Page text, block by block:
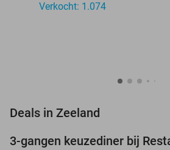
Verkocht: 1.074
Deals in Zeeland
3-gangen keuzediner bij